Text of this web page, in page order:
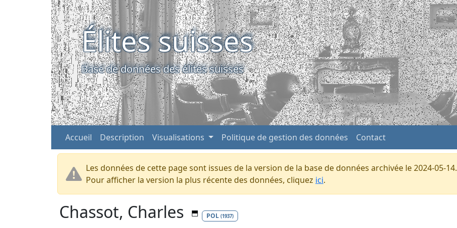
Élites suisses
Base de données des élites suisses
Accueil Description Visualisations Politique de gestion des données Contact
Les données de cette page sont issues de la version de la base de données archivée le 2024-05-14.
Pour afficher la version la plus récente des données, cliquez ici.
Chassot, Charles POL (1937)